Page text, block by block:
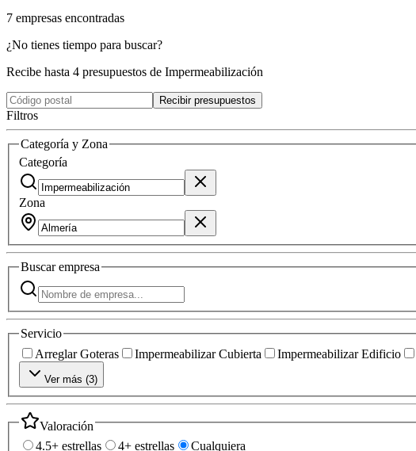
7 empresas encontradas
¿No tienes tiempo para buscar?
Recibe hasta 4 presupuestos de Impermeabilización
Recibir presupuestos
Filtros
Categoría y Zona
Categoría
Zona
Buscarempresa
Servicio
Arreglar Goteras
Impermeabilizar Cubierta Impermeabilizar Edificio
Ver más (3)
Valoración
4.5+ estrellas
4+ estrellas Cualquiera